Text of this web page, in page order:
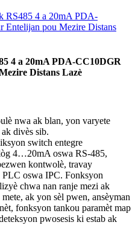
4 a 20mA PDA-CC10DGR
Distans Lazè
nwa ak blan, yon varyete
divès sib.
switch entegre
4…20mA oswa RS-485,
kontwolè, travay
PLC oswa IPC. Fonksyon
chwa nan ranje mezi ak
ak yon sèl pwen, ansèyman
fonksyon tankou paramèt map
pwosesis ki estab ak